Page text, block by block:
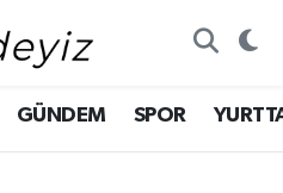
GÜNDEM SPOR